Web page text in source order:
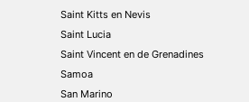
Saint Kitts en Nevis
Saint Lucia
Saint Vincent en de Grenadines
Samoa
San Marino